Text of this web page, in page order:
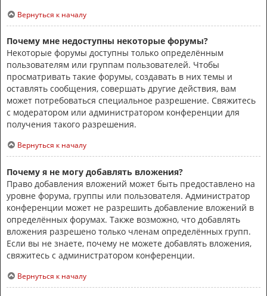
Вернуться к началу
Почему мне недоступны некоторые форумы?
Некоторые форумы доступны только определённым
пользователям или группам пользователей. Чтобы
просматривать такие форумы, создавать в них темы и
оставлять сообщения, совершать другие действия, вам
может потребоваться специальное разрешение. Свяжитесь
с модератором или администратором конференции для
получения такого разрешения.
Вернуться к началу
Почему я не могу добавлять вложения?
Право добавления вложений может быть предоставлено на
уровне форума, группы или пользователя. Администратор
конференции может не разрешить добавление вложений в
определённых форумах. Также возможно, что добавлять
вложения разрешено только членам определённых групп.
Если вы не знаете, почему не можете добавлять вложения,
свяжитесь с администратором конференции.
Вернуться к началу